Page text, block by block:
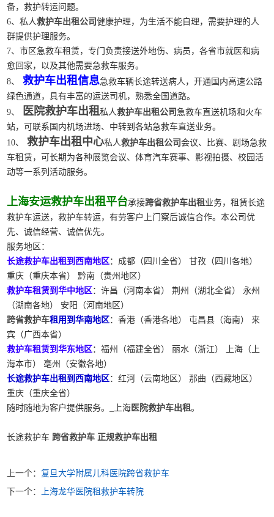
备，救护转运问题。
6、私人救护车出租公司健康护理，为生活不能自理，需要护理的人
群提供护理服务。
7、市区急救车租赁，专门负责接送外地伤、病员，各省市就医和病
愈回家，以及其他需要急救车服务。
8、
救护车出租信息急救车辆长途转送病人，开通国内高速公路
绿色通道，具有丰富的运送司机，熟悉全国道路。
9、
医院救护车出租私人救护车出租公司 急救车直送机场和火车
站，可联系国内机场进场、中转到各站急救车直送业务。
10、
救护车出租中心私人救护车出租公司会议、比赛、剧场急救
车租赁，可长期为各种展览会议、体育汽车赛事、影视拍摄、校园活
动等一系列活动服务。
上海安运救护车出租平台承接跨省救护车出租 业务，租赁长途
救护车运送，救护车转运，有劳客户上门察后诚信合作。本公司优
先、诚信经营、诚信优先。
服务地区：
长途救护车出租到西南地区 ：成都（四川全省） 甘孜（四川各地）
重庆（重庆本省） 黔南（贵州地区）
救护车租赁到华中地区 ：许昌（河南本省） 荆州（湖北全省） 永州
（湖南各地） 安阳（河南地区）
跨省救护车租用到华南地区 ：香港（香港各地） 屯昌县（海南） 来
宾（广西本省）
救护车租赁到华东地区 ：福州（福建全省） 丽水（浙江） 上海（上
海本市） 亳州（安徽各地）
长途救护车出租到西南地区 ：红河（云南地区） 那曲（西藏地区）
重庆（重庆全省）
随时随地为客户提供服务。_上海 医院救护车出租。
长途救护车 跨省救护车 正规救护车出租
上一个：复旦大学附属儿科医院跨省救护车
下一个：
上海龙华医院租救护车转院